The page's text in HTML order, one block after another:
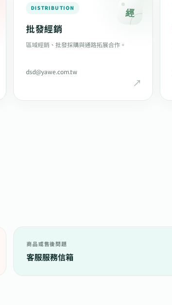
經
DISTRIBUTION
批發經銷
區域經銷、批發採購與通路拓展合作。
dsd@yawe.com.tw
商品或售後問題
客服服務信箱